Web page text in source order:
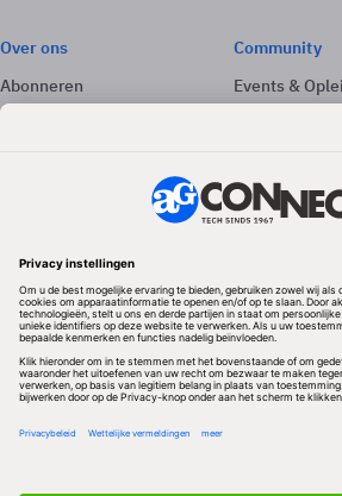
Over ons
Abonneren
Adverteren
Community
Events &
Volg ons
Redactionele partner
Algemene Voorwaarden & Copyrights